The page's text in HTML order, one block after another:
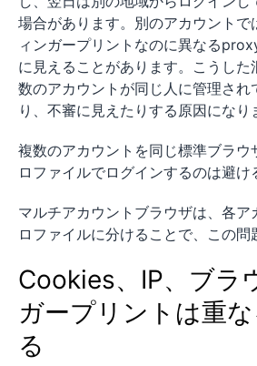
場合があります。別のアカウントで
ィンガープリントなのに異なる
に見えることがあります。こうした
数のアカウントが同じ人に管理され
り、不審に見えたりする原因になり
複数のアカウントを同じ標準ブラウ
ロファイルでログインするのは避け
マルチアカウントブラウザは、各ア
ロファイルに分けることで、この問
Cookies、IP、ブラ
ガープリントは重
る